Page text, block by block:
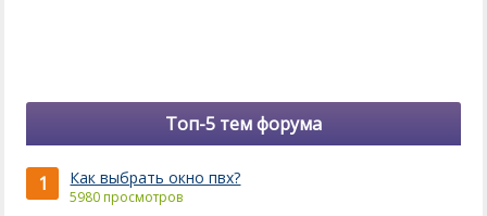
Топ-5 тем форума
1 Как выбрать окно пвх?
5980 просмотров